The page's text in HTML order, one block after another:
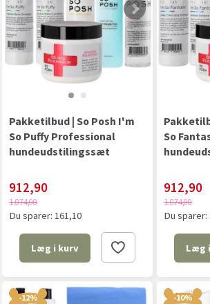
Pakketilbud | So Posh I'm
So Puffy Professional
hundeudstilingssæt
912,90
1.074,00
Du sparer: 161,10
Læg i kurv
So
912,90
1.074,00
Du sparer:
Læg
-12% -10%